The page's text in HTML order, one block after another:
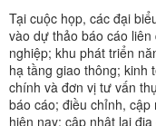
Tại cuộc họp, các đại
vào dự thảo báo cáo
nghiệp; khu phát triển
hạ tầng giao thông;
chính và đơn vị tư vấn
báo cáo; điều chỉnh,
hiện nay; cập nhật lại